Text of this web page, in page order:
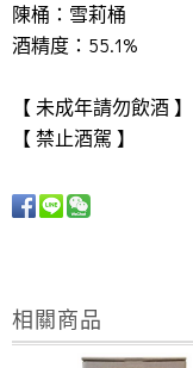
陳桶：雪莉桶
酒精度：55.1%
【 未成年請勿飲酒 】
【 禁止酒駕 】
相關商品